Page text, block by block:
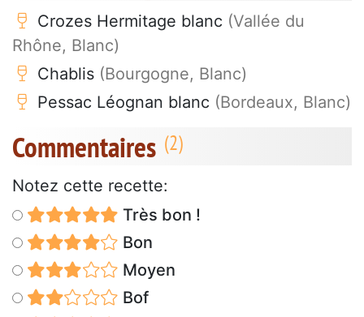
Crozes Hermitage blanc (Vallée du
Rhône, Blanc)
Chablis (Bourgogne, Blanc)
Pessac Léognan blanc (Bordeaux, Blanc)
Commentaires
Notez cette recette:
Très bon !
Bon
Moyen
Bof